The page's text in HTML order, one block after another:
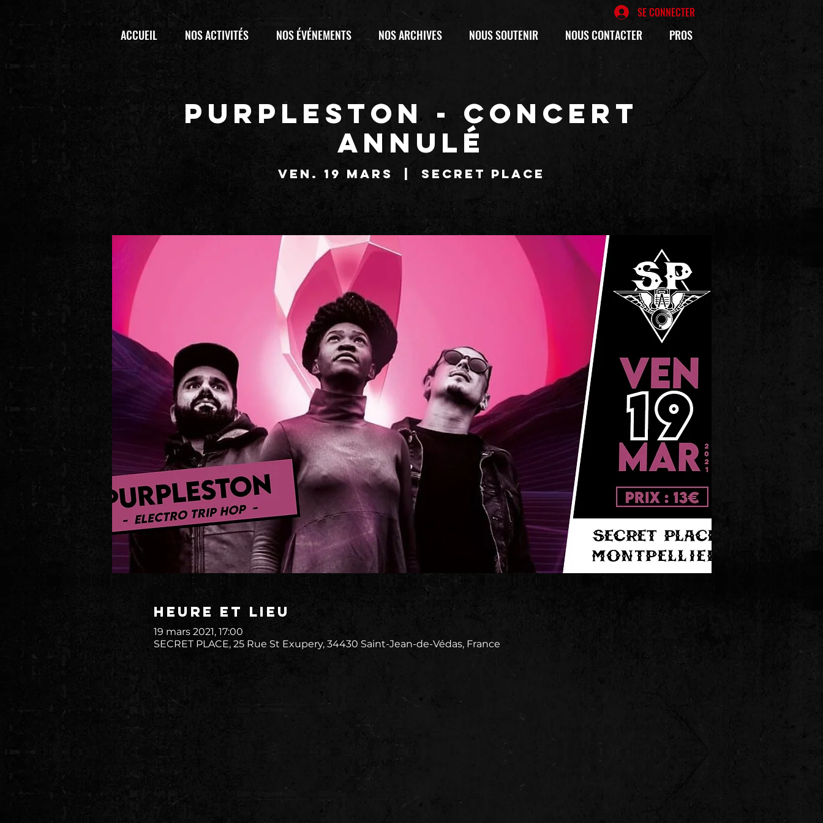
SE CONNECTER
ACCUEIL NOS ACTIVITÉS NOS ÉVÉNEMENTS NOS ARCHIVES NOUS SOUTENIR NOUS CONTACTER PROS
PURPLESTON - CONCERT
ANNULÉ
ven. 19 mars SECRET PLACE
Heure et lieu
19 mars 2021, 17:00
SECRET PLACE, 25 Rue St Exupery, 34430 Saint-Jean-de-Védas, France